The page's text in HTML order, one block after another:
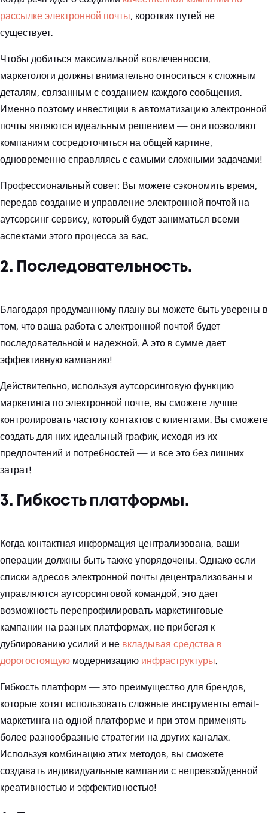
рассылке электронной почты, коротких путей не
существует.
Чтобы добиться максимальной вовлеченности,
маркетологи должны внимательно относиться к сложным
деталям, связанным с созданием каждого сообщения.
Именно поэтому инвестиции в автоматизацию электронной
почты являются идеальным решением — они позволяют
компаниям сосредоточиться на общей картине,
одновременно справляясь с самыми сложными задачами!
Профессиональный совет: Вы можете сэкономить время,
передав создание и управление электронной почтой на
аутсорсинг сервису, который будет заниматься всеми
аспектами этого процесса за вас.
2. Последовательность.
Благодаря продуманному плану вы можете быть уверены в
том, что ваша работа с электронной почтой будет
последовательной и надежной. А это в сумме дает
эффективную кампанию!
Действительно, используя аутсорсинговую функцию
маркетинга по электронной почте, вы сможете лучше
контролировать частоту контактов с клиентами. Вы сможете
создать для них идеальный график, исходя из их
предпочтений и потребностей — и все это без лишних
затрат!
3. Гибкость платформы.
Когда контактная информация централизована, ваши
операции должны быть также упорядочены. Однако если
списки адресов электронной почты децентрализованы и
управляются аутсорсинговой командой, это дает
возможность перепрофилировать маркетинговые
кампании на разных платформах, не прибегая к
дублированию усилий и не вкладывая средства в
дорогостоящую модернизацию инфраструктуры.
Гибкость платформ — это преимущество для брендов,
которые хотят использовать сложные инструменты email-
маркетинга на одной платформе и при этом применять
более разнообразные стратегии на других каналах.
Используя комбинацию этих методов, вы сможете
создавать индивидуальные кампании с непревзойденной
креативностью и эффективностью!